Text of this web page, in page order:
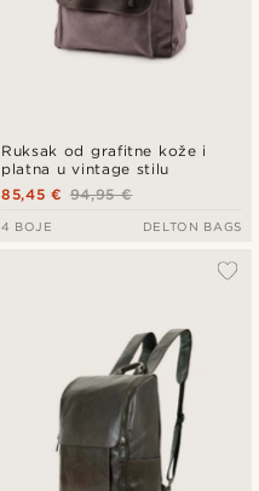
Ruksak od grafitne kože i
platna u vintage stilu
94,95 €
85,45 €
4 BOJE DELTON BAGS